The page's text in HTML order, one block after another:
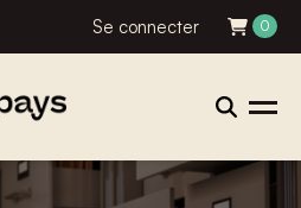
Se connecter 0